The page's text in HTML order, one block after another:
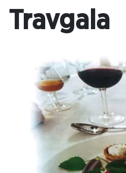
Travgala